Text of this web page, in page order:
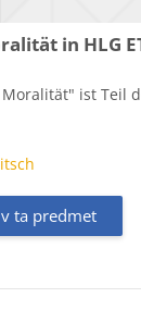
in HLG
ist Teil
ta predmet